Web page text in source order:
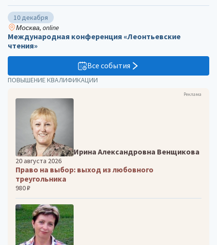
ПОВЫШЕНИЕ КВАЛИФИКАЦИИ
Реклама
Ирина Александровна Венщикова
20 августа 2026
Право на выбор: выход из любовного
треугольника
980 ₽
10 декабря
Москва, online
Международная конференция «Леонтьевские
чтения»
Все события